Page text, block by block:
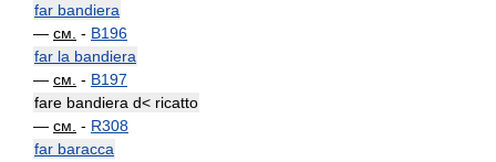
far bandiera
— см. - B196
far la bandiera
— см. - B197
fare bandiera d< ricatto
— см. - R308
far baracca